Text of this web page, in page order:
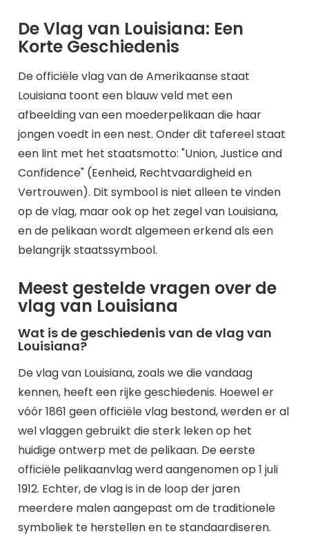
De Vlag van Louisiana: Een
Korte Geschiedenis
De officiële vlag van de Amerikaanse staat
Louisiana toont een blauw veld met een
afbeelding van een moederpelikaan die haar
jongen voedt in een nest. Onder dit tafereel staat
een lint met het staatsmotto: "Union, Justice and
Confidence" (Eenheid, Rechtvaardigheid en
Vertrouwen). Dit symbool is niet alleen te vinden
op de vlag, maar ook op het zegel van Louisiana,
en de pelikaan wordt algemeen erkend als een
belangrijk staatssymbool.
Meest gestelde vragen over de
vlag van Louisiana
Wat is de geschiedenis van de vlag van
Louisiana?
De vlag van Louisiana, zoals we die vandaag
kennen, heeft een rijke geschiedenis. Hoewel er
vóór 1861 geen officiële vlag bestond, werden er al
wel vlaggen gebruikt die sterk leken op het
huidige ontwerp met de pelikaan. De eerste
officiële pelikaanvlag werd aangenomen op 1 juli
1912. Echter, de vlag is in de loop der jaren
meerdere malen aangepast om de traditionele
symboliek te herstellen en te standaardiseren.